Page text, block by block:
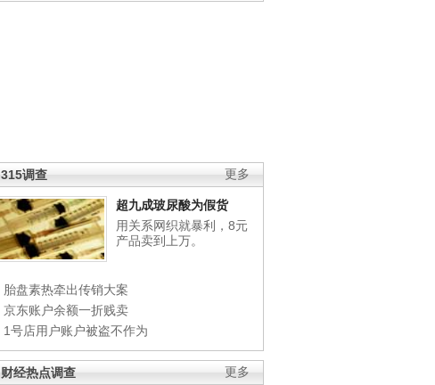
更多
315调查
超九成玻尿酸为假货
用关系网织就暴利，8元
产品卖到上万。
胎盘素热牵出传销大案
京东账户余额一折贱卖
1号店用户账户被盗不作为
更多
财经热点调查